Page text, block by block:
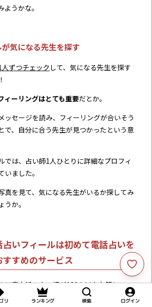
うかな。
気になる先生を探す
ずつチェック して、気になる先生を探す
ィーリングはとても重要だとか。
ッセージを読み、フィーリングが合いそう
で、自分に合う先生が見つかったという意
では、占い師1人ひとりに詳細なプロフィ
いました。
真を見て、気になる先生がいるか探してみ
か。
占いフィールは初めて電話占いを
すめのサービス
は実力派の占い師が180人以上在籍してい
いサイトです。
リ ランキング 検索 ログイン